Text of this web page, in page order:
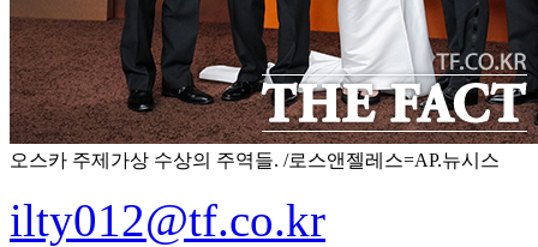
오스카 주제가상 수상의 주역들. /로스앤젤레스=AP.뉴시스
ilty012@tf.co.kr